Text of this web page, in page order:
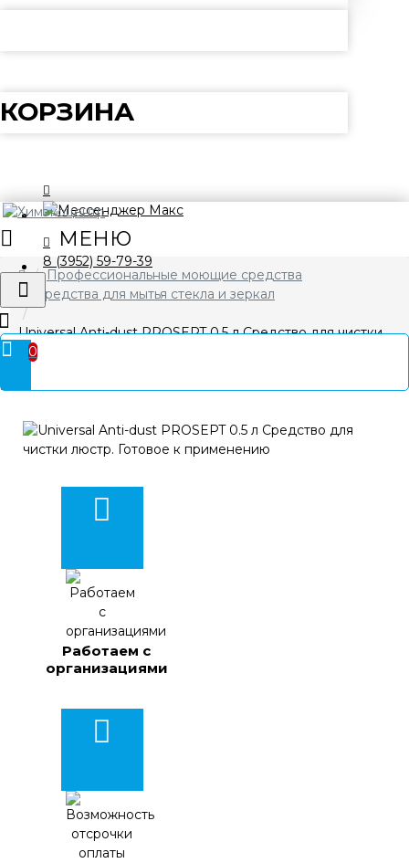
КОРЗИНА
8 (3952) 59-79-39
0
Профессиональные моющие средства
Средства для мытья стекла и зеркал
Universal Anti-dust PROSEPT 0.5 л Средство для чистки
люстр. Готовое к применению
Работаем с
организациями